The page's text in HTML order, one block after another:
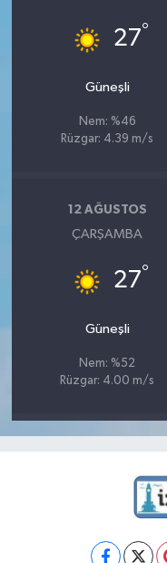
27°
Güneşli
Nem: %46
Rüzgar: 4.39 m/s
12 AĞUSTOS
ÇARŞAMBA
27°
Güneşli
Nem: %52
Rüzgar: 4.00 m/s